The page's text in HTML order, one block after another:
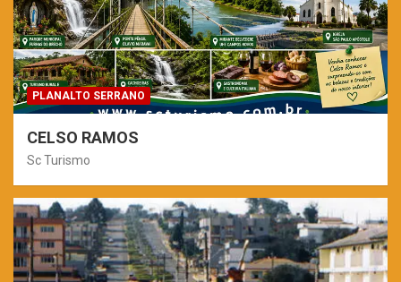
PLANALTO SERRANO
CELSO RAMOS
Sc Turismo